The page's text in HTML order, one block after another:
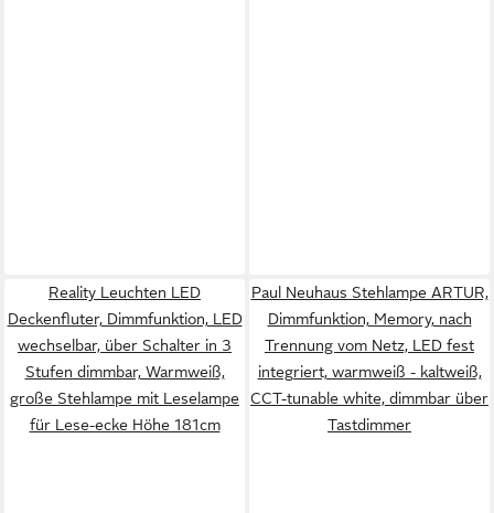
Reality Leuchten LED
Deckenfluter, Dimmfunktion, LED
wechselbar, über Schalter in 3
Stufen dimmbar, Warmweiß,
große Stehlampe mit Leselampe
für Lese-ecke Höhe 181cm
Paul Neuhaus Stehlampe ARTUR,
Dimmfunktion, Memory, nach
Trennung vom Netz, LED fest
integriert, warmweiß - kaltweiß,
CCT-tunable white, dimmbar über
Tastdimmer